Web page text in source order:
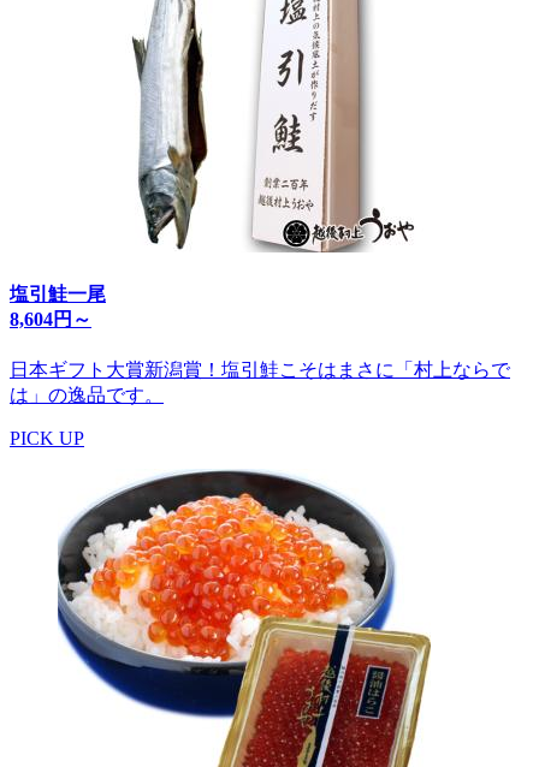
塩引鮭一尾
8,604円～
日本ギフト大賞新潟賞！塩引鮭こそはまさに「村上ならで
は」の逸品です。
PICK UP